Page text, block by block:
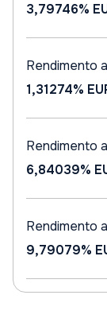
3,79746%
Rendimento
1,31274%
Rendimento
6,84039%
Rendimento
9,79079%